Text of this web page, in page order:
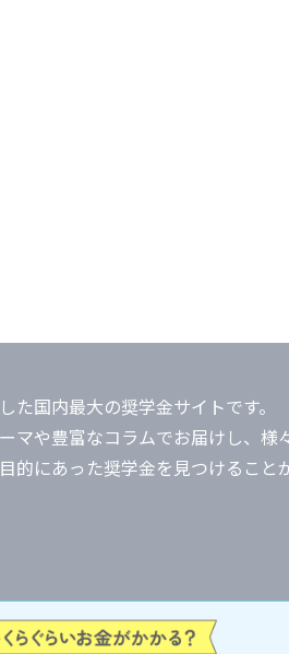
国内最大の奨学金サイトです。
マや豊富なコラムでお届けし、様
的にあった奨学金を見つけること